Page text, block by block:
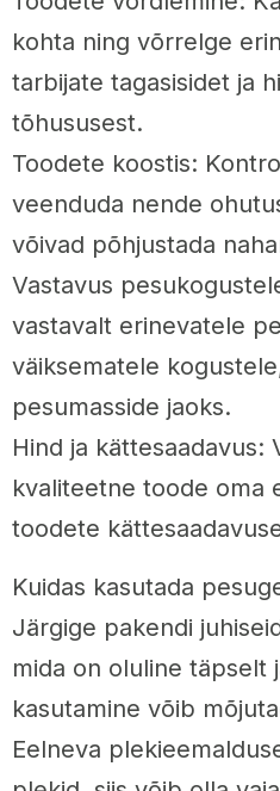
kohta ning võrrelge
tarbijate tagasisidet ja
tõhususest.
Toodete koostis:
veenduda nende
võivad põhjustada
Vastavus
vastavalt erinevatele
väiksematele
pesumasside jaoks.
Hind ja
kvaliteetne toode oma
toodete
Kuidas kasutada
Järgige pakendi
mida on oluline täpselt
kasutamine võib
Eelneva